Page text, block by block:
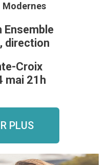
Ensemble
direction
Croix
mai 21h
PLUS